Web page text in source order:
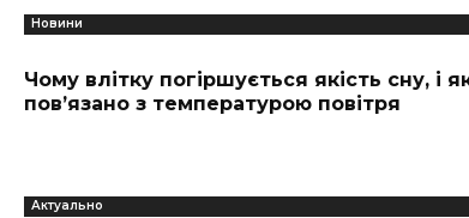
Новини
Чому влітку погіршується якість сну, і
пов’язано з температурою повітря
Актуально